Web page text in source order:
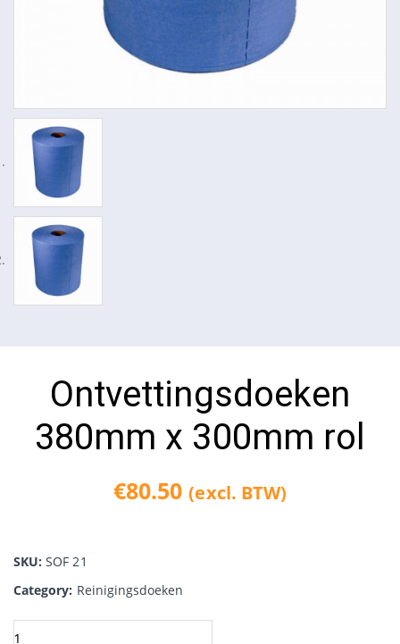
Ontvettingsdoeken
380mm x 300mm rol
€80.50 (excl. BTW)
SKU:SOF 21
Category: Reinigingsdoeken
Ontvettingsdoeken